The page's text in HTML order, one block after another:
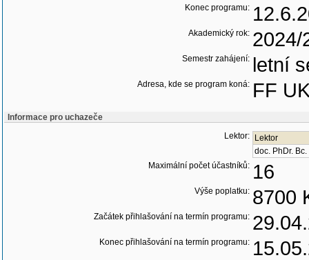
Konec programu:
Akademický rok: 2024/
Semestr zahájení: letní
Adresa, kde se program koná: FF
Informace pro uchazeče
Lektor:
Lektor
doc. PhDr.
Maximální počet účastníků: 16
Výše poplatku: 8700
Začátek přihlašování na termín programu:
Konec přihlašování na termín programu: